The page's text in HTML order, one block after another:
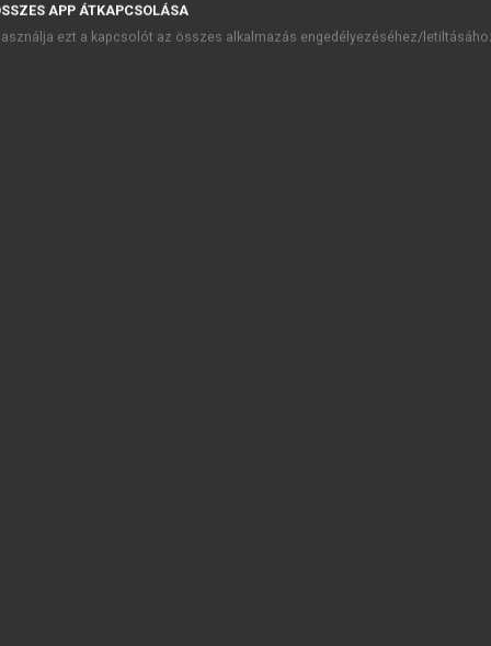
APP ÁTKAPCSOLÁSA
ezt a kapcsolót az összes alkalmazás engedélyezéséhez/